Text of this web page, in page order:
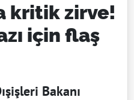
kritik zirve!
için flaş
Bakanı